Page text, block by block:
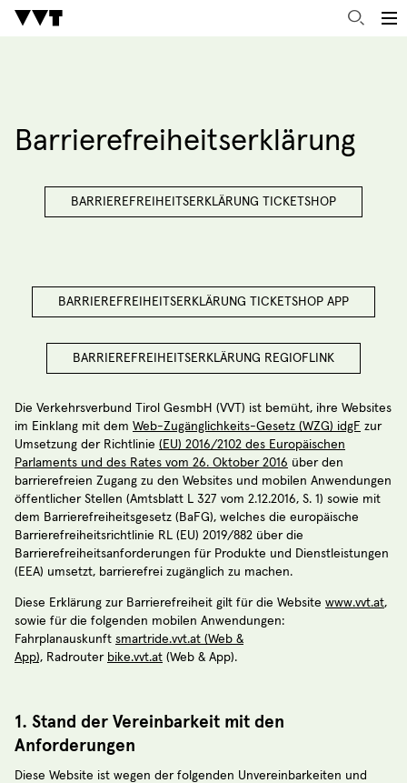
Barrierefreiheitserklärung
BARRIEREFREIHEITSERKLÄRUNG TICKETSHOP
BARRIEREFREIHEITSERKLÄRUNG TICKETSHOP APP
BARRIEREFREIHEITSERKLÄRUNG REGIOFLINK
Die Verkehrsverbund Tirol GesmbH (VVT) ist bemüht, ihre Websites
im Einklang mit dem Web-Zugänglichkeits-Gesetz (WZG) idgF zur
Umsetzung der Richtlinie (EU) 2016/2102 des Europäischen
Parlaments und des Rates vom 26. Oktober 2016 über den
barrierefreien Zugang zu den Websites und mobilen Anwendungen
öffentlicher Stellen (Amtsblatt L 327 vom 2.12.2016, S. 1) sowie mit
dem Barrierefreiheitsgesetz (BaFG), welches die europäische
Barrierefreiheitsrichtlinie RL (EU) 2019/882 über die
Barrierefreiheitsanforderungen für Produkte und Dienstleistungen
(EEA) umsetzt, barrierefrei zugänglich zu machen.
Diese Erklärung zur Barrierefreiheit gilt für die Website www.vvt.at,
sowie für die folgenden mobilen Anwendungen:
Fahrplanauskunft smartride.vvt.at (Web &
App), Radrouter bike.vvt.at (Web & App).
1. Stand der Vereinbarkeit mit den
Anforderungen
Diese Website ist wegen der folgenden Unvereinbarkeiten und